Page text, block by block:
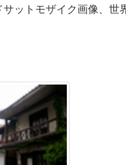
ットモザイク画像、世